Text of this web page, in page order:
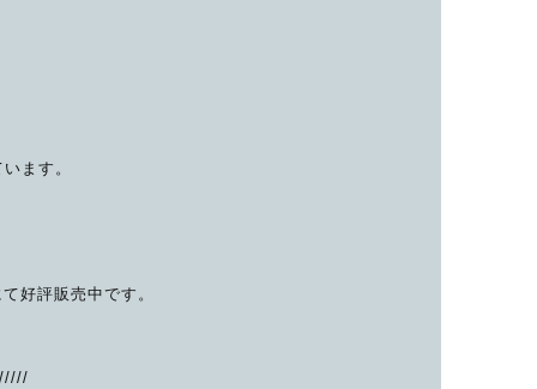
ます。
好評販売中です。